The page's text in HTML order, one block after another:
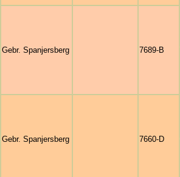
Gebr. Spanjersberg 7689-B
Gebr. Spanjersberg 7660-D